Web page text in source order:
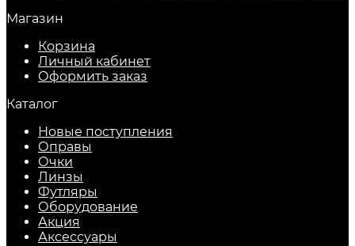
Магазин
Корзина
Личный кабинет
Оформить заказ
Каталог
Новые поступления
Оправы
Очки
Линзы
Футляры
Оборудование
Акция
Аксессуары